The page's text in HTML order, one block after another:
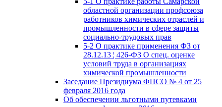
областной организации профсоюза
работников химических отраслей и
промышленности в сфере защиты
социально-трудовых прав
5-2 О практике применения ФЗ от
28.12.13 ¦ 426-ФЗ О спец. оценке
условий труда в организациях
химической промышленности
Заседание Президиума ФПСО № 4 от 25
февраля 2016 года
Об обеспечении льготными путевками